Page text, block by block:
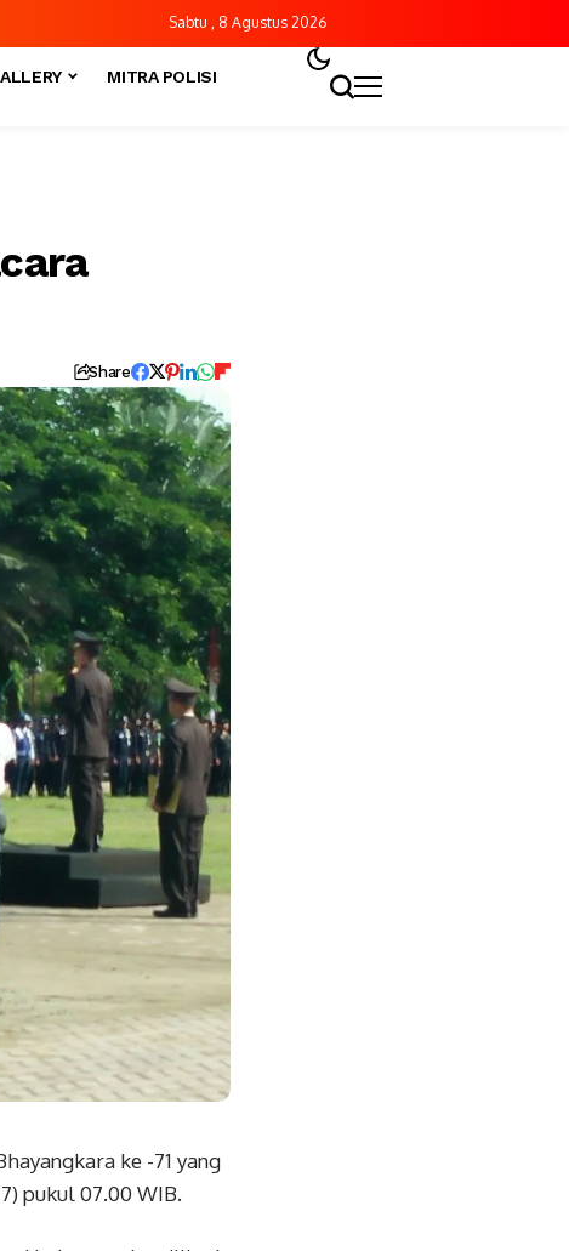
Sabtu , 8 Agustus 2026
MITRA POLISI
Share
ke -71 yang
pukul 07.00 WIB.